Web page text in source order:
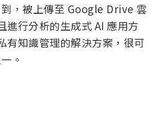
，被上傳至 Google Drive 雲
進行分析的生成式 AI 應用方
有知識管理的解決方案，很可
。